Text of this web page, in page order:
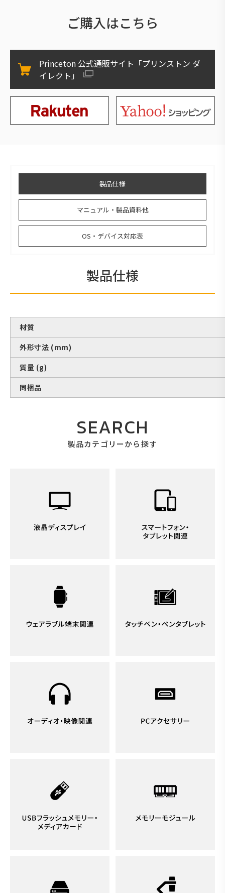
ご購入はこちら
Princeton 公式通販サイト「プリンストン ダ
イレクト」
製品仕様
マニュアル・製品資料他
OS・デバイス対応表
製品仕様
材質
外形寸法 (mm)
質量 (g)
同梱品
SEARCH
製品カテゴリーから探す